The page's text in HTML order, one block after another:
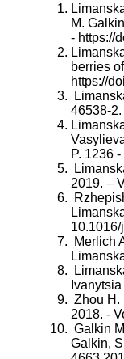
M.
- https://
berries
https://
46538-2.
P. 1236
2019. –
Merlich
Zhou H.
2018. -
Galkin
Galkin,